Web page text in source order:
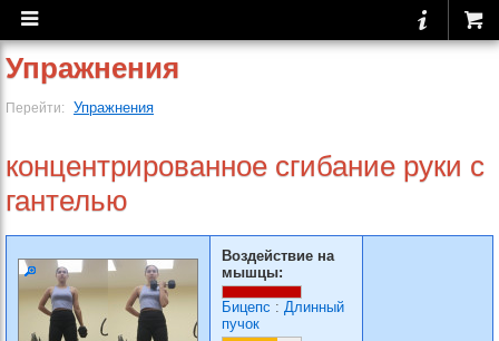
Упражнения
Перейти: Упражнения
концентрированное сгибание руки с
гантелью
Воздействие на
мышцы:
Бицепс : Длинный
пучок